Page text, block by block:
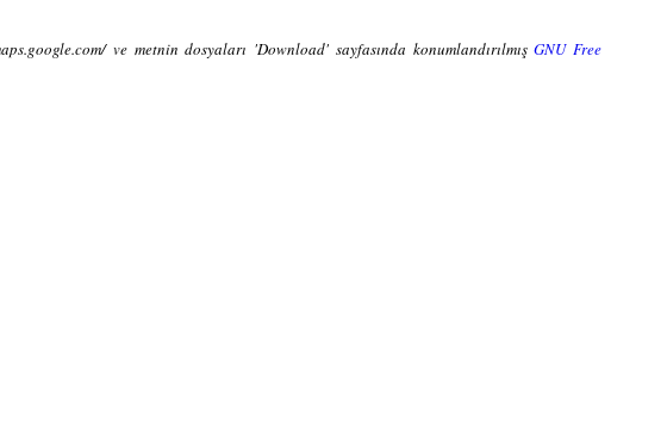
ve metnin dosyaları 'Download' sayfasında konumlandırılmışGNU Free